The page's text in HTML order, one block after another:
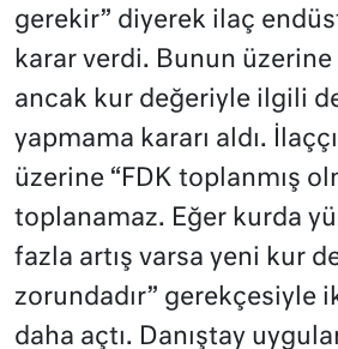
gerekir” diyerek ilaç
karar verdi. Bunun üzerine
ancak kur değeriyle ilgili
yapmama kararı aldı.
üzerine “FDK toplanmış
toplanamaz. Eğer kurda
fazla artış varsa yeni kur
zorundadır” gerekçesiyle
daha açtı. Danıştay